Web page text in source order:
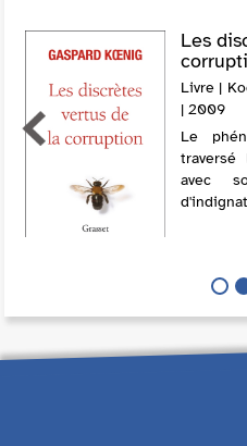
Les
Livre |
| 2009
Le
avec